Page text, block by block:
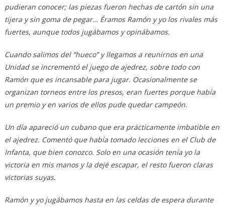
pudieran conocer; las piezas fueron hechas de cartón sin una
tijera y sin goma de pegar… Éramos Ramón y yo los rivales más
fuertes, aunque todos jugábamos y opinábamos.
Cuando salimos del “hueco” y llegamos a reunirnos en una
Unidad se incrementó el juego de ajedrez, sobre todo con
Ramón que es incansable para jugar. Ocasionalmente se
organizan torneos entre los presos, eran fuertes porque había
un premio y en varios de ellos pude quedar campeón.
Un día apareció un cubano que era prácticamente imbatible en
el ajedrez. Comentó que había tomado lecciones en el Club de
Infanta, que bien conozco. Solo en una ocasión tenía yo la
victoria en mis manos y la dejé escapar, el resto fueron claras
victorias suyas.
Ramón y yo jugábamos hasta en las celdas de espera durante